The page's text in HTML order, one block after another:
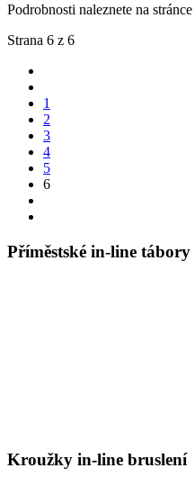
Podrobnosti naleznete na stránce
Strana 6 z 6
1
2
3
4
5
6
Příměstské in-line tábory
Kroužky in-line bruslení